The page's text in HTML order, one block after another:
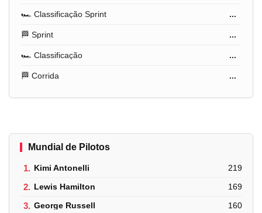
🏎️ Classificação Sprint ...
🏁 Sprint ...
🏎️ Classificação ...
🏁 Corrida ...
Mundial de Pilotos
1. Kimi Antonelli 219
2. Lewis Hamilton 169
3. George Russell 160